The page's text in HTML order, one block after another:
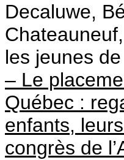
Decaluwe,
les jeunes
– Le
Québec :
enfants,
congrès de